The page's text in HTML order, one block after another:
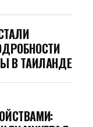
В ТАИЛАНДЕ